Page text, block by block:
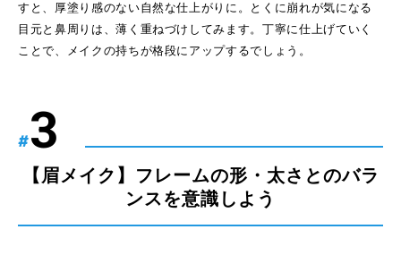
すと、厚塗り感のない自然な仕上がりに。とくに崩れが気になる
目元と鼻周りは、薄く重ねづけしてみます。丁寧に仕上げていく
ことで、メイクの持ちが格段にアップするでしょう。
#
【眉メイク】フレームの形・太さとのバラ
ンスを意識しよう